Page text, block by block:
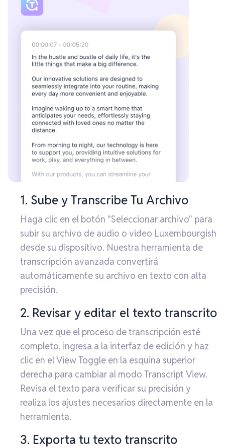
1. Sube y Transcribe Tu Archivo
Haga clic en el botón "Seleccionar archivo" para
subir su archivo de audio o video Luxembourgish
desde su dispositivo. Nuestra herramienta de
transcripción avanzada convertirá
automáticamente su archivo en texto con alta
precisión.
2. Revisar y editar el texto transcrito
Una vez que el proceso de transcripción esté
completo, ingresa a la interfaz de edición y haz
clic en el View Toggle en la esquina superior
derecha para cambiar al modo Transcript View.
Revisa el texto para verificar su precisión y
realiza los ajustes necesarios directamente en la
herramienta.
3. Exporta tu texto transcrito